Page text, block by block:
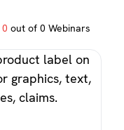
0 out of 0 Webinars